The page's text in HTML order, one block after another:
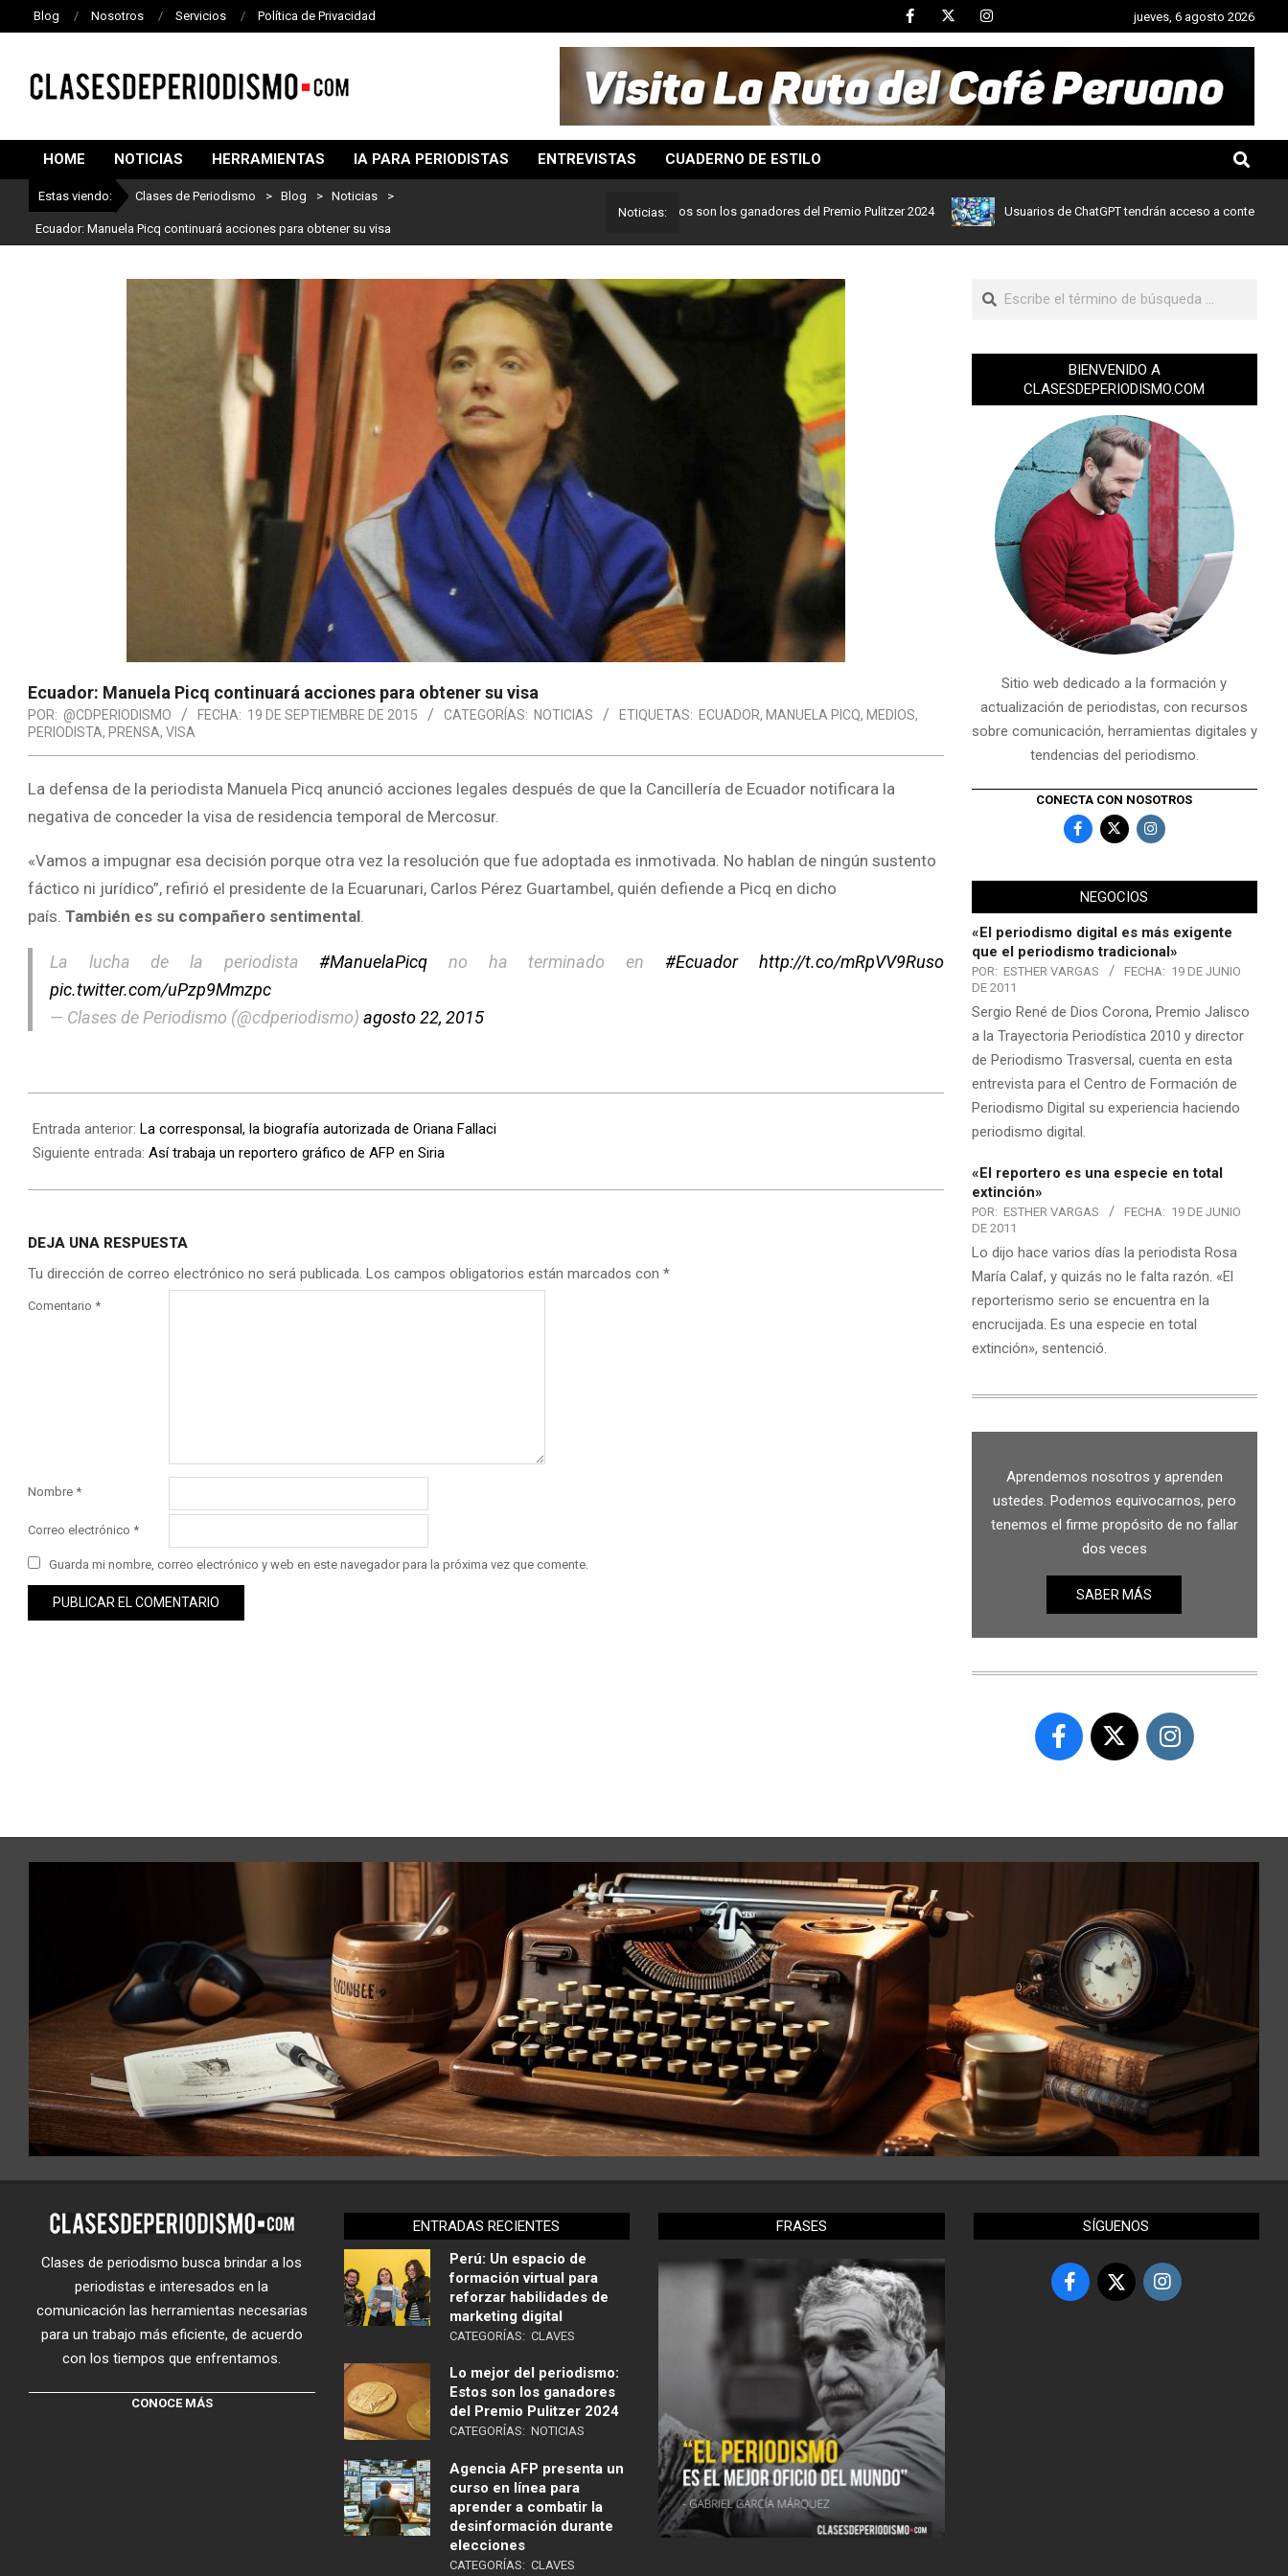
Blog Nosotros Servicios Política de Privacidad jueves, 6 agosto 2026
DE
PERIODISMO
HOME NOTICIAS HERRAMIENTAS IA PARA PERIODISTAS ENTREVISTAS CUADERNO DE ESTILO
Estas viendo: Clases de Periodismo > Blog > Noticias >
Ecuador: Manuela Picq continuará acciones para obtener su visa
Noticias:
Lo mejor del periodismo: Estos son los ganadores del Premio Pulitzer 2024 Usuarios de ChatGPT tendrán acceso a contenidos de
Ecuador: Manuela Picq continuará acciones para obtener su visa
POR: @CDPERIODISMO FECHA: 19 DE SEPTIEMBRE DE 2015 CATEGORÍAS: NOTICIAS ETIQUETAS: ECUADOR, MANUELA PICQ, MEDIOS,
PERIODISTA, PRENSA, VISA
La defensa de la periodista Manuela Picq anunció acciones legales después de que la Cancillería de Ecuador notificara la
negativa de conceder la visa de residencia temporal de Mercosur.
«Vamos a impugnar esa decisión porque otra vez la resolución que fue adoptada es inmotivada. No hablan de ningún sustento
fáctico ni jurídico”, refirió el presidente de la Ecuarunari, Carlos Pérez Guartambel, quién defiende a Picq en dicho
país. También es su compañero sentimental.
La lucha de la periodista#ManuelaPicq no ha terminado en #Ecuador
http://t.co/mRpVV9Ruso
pic.twitter.com/uPzp9Mmzpc
— Clases de Periodismo (@cdperiodismo)agosto 22, 2015
Entrada anterior: La corresponsal, la biografía autorizada de Oriana Fallaci
Siguiente entrada: Así trabaja un reportero gráfico de AFP en Siria
DEJA UNA RESPUESTA
Tu dirección de correo electrónico no será publicada. Los campos obligatorios están marcados con *
Comentario *
Nombre *
Correo electrónico *
Guarda mi nombre, correo electrónico y web en este navegador para la próxima vez que comente.
BIENVENIDO A
CLASESDEPERIODISMO.COM
Sitio web dedicado a la formación y
actualización de periodistas, con recursos
sobre comunicación, herramientas digitales y
tendencias del periodismo.
CONECTA CON NOSOTROS
NEGOCIOS
«El periodismo digital es más exigente
que el periodismo tradicional»
POR: ESTHER VARGAS FECHA: 19 DE JUNIO
DE 2011
Sergio René de Dios Corona, Premio Jalisco
a la Trayectoria Periodística 2010 y director
de Periodismo Trasversal, cuenta en esta
entrevista para el Centro de Formación de
Periodismo Digital su experiencia haciendo
periodismo digital.
«El reportero es una especie en total
extinción»
POR: ESTHER VARGAS FECHA: 19 DE JUNIO
DE 2011
Lo dijo hace varios días la periodista Rosa
María Calaf, y quizás no le falta razón. «El
reporterismo serio se encuentra en la
encrucijada. Es una especie en total
extinción», sentenció.
Aprendemos nosotros y aprenden
ustedes. Podemos equivocarnos, pero
tenemos el firme propósito de no fallar
dos veces
SABER MÁS
Clases de periodismo busca brindar a los
periodistas e interesados en la
comunicación las herramientas necesarias
para un trabajo más eficiente, de acuerdo
con los tiempos que enfrentamos.
CONOCE MÁS
ENTRADAS RECIENTES
Perú: Un espacio de
formación virtual para
reforzar habilidades de
marketing digital
CATEGORÍAS: CLAVES
Lo mejor del periodismo:
Estos son los ganadores
del Premio Pulitzer 2024
CATEGORÍAS: NOTICIAS
Agencia AFP presenta un
curso en línea para
aprender a combatir la
desinformación durante
elecciones
CATEGORÍAS: CLAVES
FRASES SÍGUENOS